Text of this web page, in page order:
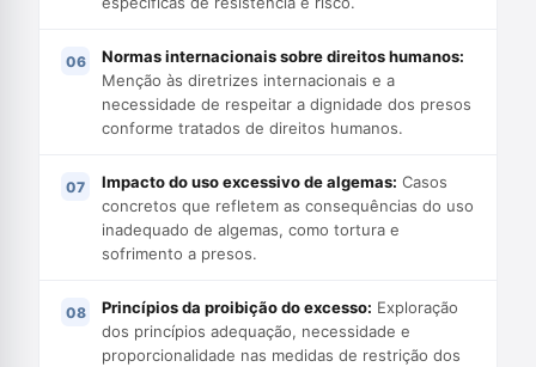
Normas internacionais sobre direitos humanos:
Menção às diretrizes internacionais e a
necessidade de respeitar a dignidade dos presos
conforme tratados de direitos humanos.
Impacto do uso excessivo de algemas: Casos
concretos que refletem as consequências do uso
inadequado de algemas, como tortura e
sofrimento a presos.
Princípios da proibição do excesso: Exploração
dos princípios adequação, necessidade e
proporcionalidade nas medidas de restrição dos